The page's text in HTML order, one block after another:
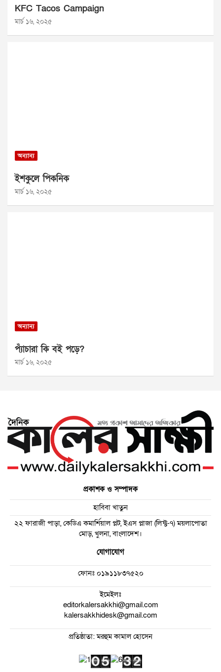
KFC Tacos Campaign
মার্চ ১৬, ২০২৫
অন্যান্য
ইশকুলে পিকনিক
মার্চ ১৬, ২০২৫
অন্যান্য
প্যাঁচারা কি বই পড়ে?
মার্চ ১৬, ২০২৫
প্রকাশক ও সম্পাদক
হাবিবা খাতুন
২২ ফারাজী পাড়া, কেডিএ কমার্শিয়াল প্লট, ইএস প্লাজা (লিফ্ট-৭) ময়লাপোতা
মোড়, খুলনা, বাংলাদেশ।
যোগাযোগ
ফোনঃ০১৯১১৮৩৭৫২০
ইমেইলঃ
editorkalersakkhi@gmail.com
kalersakkhidesk@gmail.com
প্রতিষ্ঠাতা: মরহুম কামাল হোসেন